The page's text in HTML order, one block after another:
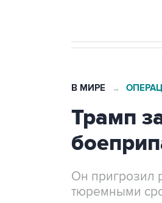
В МИРЕ →
Трамп
Он пригрозил
тюремными